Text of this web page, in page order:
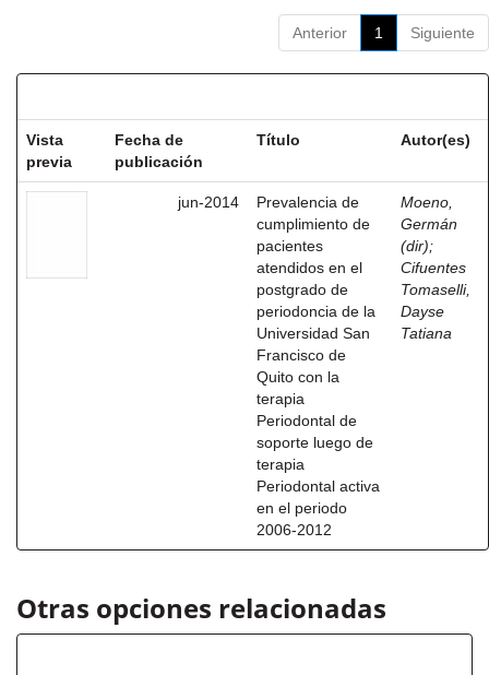
Anterior 1 Siguiente
Vista
previa
Fecha de
publicación
Título Autor(es)
jun-2014
Prevalencia de
cumplimiento de
pacientes
atendidos en el
postgrado de
periodoncia de la
Universidad San
Francisco de
Quito con la
terapia
Periodontal de
soporte luego de
terapia
Periodontal activa
en el periodo
2006-2012
Moeno,
Germán
(dir);
Cifuentes
Tomaselli,
Dayse
Tatiana
Otras opciones relacionadas